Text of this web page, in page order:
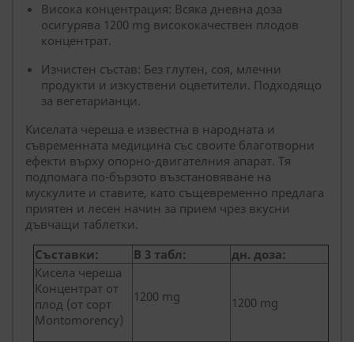
Висока концентрация: Всяка дневна доза
осигурява 1200 mg висококачествен плодов
концентрат.
Изчистен състав: Без глутен, соя, млечни
продукти и изкуствени оцветители. Подходящо
за вегетарианци.
Киселата череша е известна в народната и
съвременната медицина със своите благотворни
ефекти върху опорно-двигателния апарат. Тя
подпомага по-бързото възстановяване на
мускулите и ставите, като същевременно предлага
приятен и лесен начин за прием чрез вкусни
дъвчащи таблетки.
Съставки:
В 3 табл:
дн. доза:
Кисела череша
Концентрат от
плод (от сорт
Montomorency)
1200 mg 1200 mg